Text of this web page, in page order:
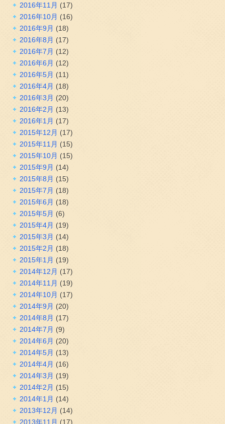
2016年11月 (17)
2016年10月 (16)
2016年9月 (18)
2016年8月 (17)
2016年7月 (12)
2016年6月 (12)
2016年5月 (11)
2016年4月 (18)
2016年3月 (20)
2016年2月 (13)
2016年1月 (17)
2015年12月 (17)
2015年11月 (15)
2015年10月 (15)
2015年9月 (14)
2015年8月 (15)
2015年7月 (18)
2015年6月 (18)
2015年5月 (6)
2015年4月 (19)
2015年3月 (14)
2015年2月 (18)
2015年1月 (19)
2014年12月 (17)
2014年11月 (19)
2014年10月 (17)
2014年9月 (20)
2014年8月 (17)
2014年7月 (9)
2014年6月 (20)
2014年5月 (13)
2014年4月 (16)
2014年3月 (19)
2014年2月 (15)
2014年1月 (14)
2013年12月 (14)
2013年11月 (17)